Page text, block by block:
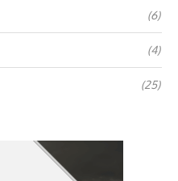
(6)
(4)
(25)